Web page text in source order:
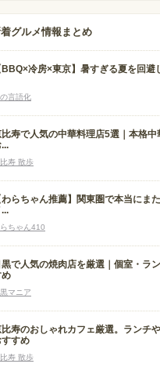
グルメ情報まとめ
BBQ×冷房×東京】暑すぎる夏を回避
言語化
寿で人気の中華料理店5選｜本格
寿 散歩
わらちゃん推薦】関東圏で本当にま
ちゃん410
黒で人気の焼肉店を厳選｜個室・ラ
マニア
寿のおしゃれカフェ厳選。ランチ
すすめ
寿 散歩